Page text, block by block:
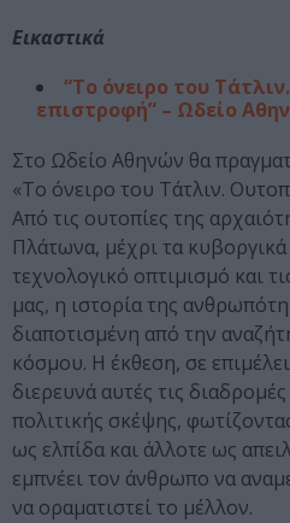
Εικαστικά
“Το όνειρο του
επιστροφή” – Ωδείο
Στο Ωδείο Αθηνών θα
«Το όνειρο του Τάτλιν.
Από τις ουτοπίες της
Πλάτωνα, μέχρι τα
τεχνολογικό οπτιμισμό και
μας, η ιστορία της
διαποτισμένη από την
κόσμου. Η έκθεση, σε
διερευνά αυτές τις
πολιτικής σκέψης,
ως ελπίδα και άλλοτε ως
εμπνέει τον άνθρωπο να
να οραματιστεί το μέλλον.